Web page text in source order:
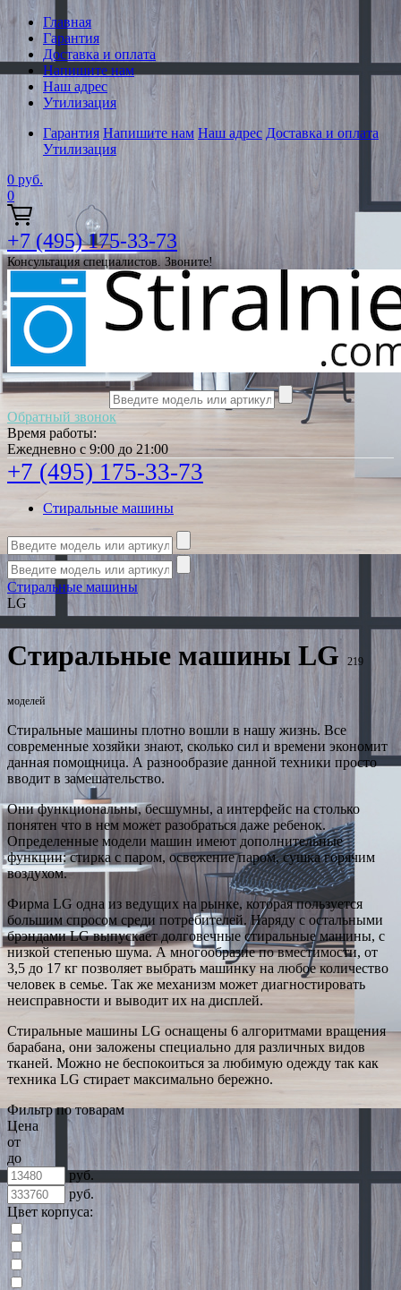
Главная
Гарантия
Доставка и оплата
Напишите нам
Наш адрес
Утилизация
Гарантия Напишите нам Наш адрес Доставка и оплата
Утилизация
0 руб.
0
+7 (495) 175-33-73
Консультация специалистов. Звоните!
Обратный звонок
Время работы:
Ежедневно с 9:00 до 21:00
+7 (495) 175-33-73
Стиральные машины
Стиральные машины
LG
Стиральные машины LG 219
моделей
Стиральные машины плотно вошли в нашу жизнь. Все
современные хозяйки знают, сколько сил и времени экономит
данная помощница. А разнообразие данной техники просто
вводит в замешательство.
Они функциональны, бесшумны, а интерфейс на столько
понятен что в нем может разобраться даже ребенок.
Определенные модели машин имеют дополнительные
функции: стирка с паром, освежение паром, сушка горячим
воздухом.
Фирма LG одна из ведущих на рынке, которая пользуется
большим спросом среди потребителей. Наряду с остальными
брэндами LG выпускает долговечные стиральные машины, с
низкой степенью шума. А многообразие по вместимости, от
3,5 до 17 кг позволяет выбрать машинку на любое количество
человек в семье. Так же механизм может диагностировать
неисправности и выводит их на дисплей.
Стиральные машины LG оснащены 6 алгоритмами вращения
барабана, они заложены специально для различных видов
тканей. Можно не беспокоиться за любимую одежду так как
техника LG стирает максимально бережно.
Фильтр по товарам
Цена
от
до
руб.
руб.
Цвет корпуса: